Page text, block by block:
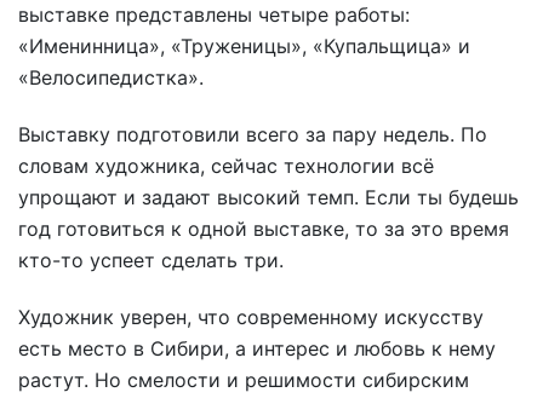
выставке представлены четыре работы:
«Именинница», «Труженицы», «Купальщица» и
«Велосипедистка».
Выставку подготовили всего за пару недель. По
словам художника, сейчас технологии всё
упрощают и задают высокий темп. Если ты будешь
год готовиться к одной выставке, то за это время
кто-то успеет сделать три.
Художник уверен, что современному искусству
есть место в Сибири, а интерес и любовь к нему
растут. Но смелости и решимости сибирским